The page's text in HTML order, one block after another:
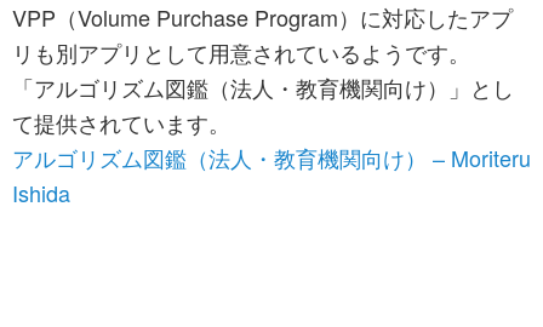
VPP（Volume Purchase Program）に対応したアプ
リも別アプリとして用意されているようです。
「アルゴリズム図鑑（法人・教育機関向け）」とし
て提供されています。
アルゴリズム図鑑（法人・教育機関向け） – Moriteru
Ishida